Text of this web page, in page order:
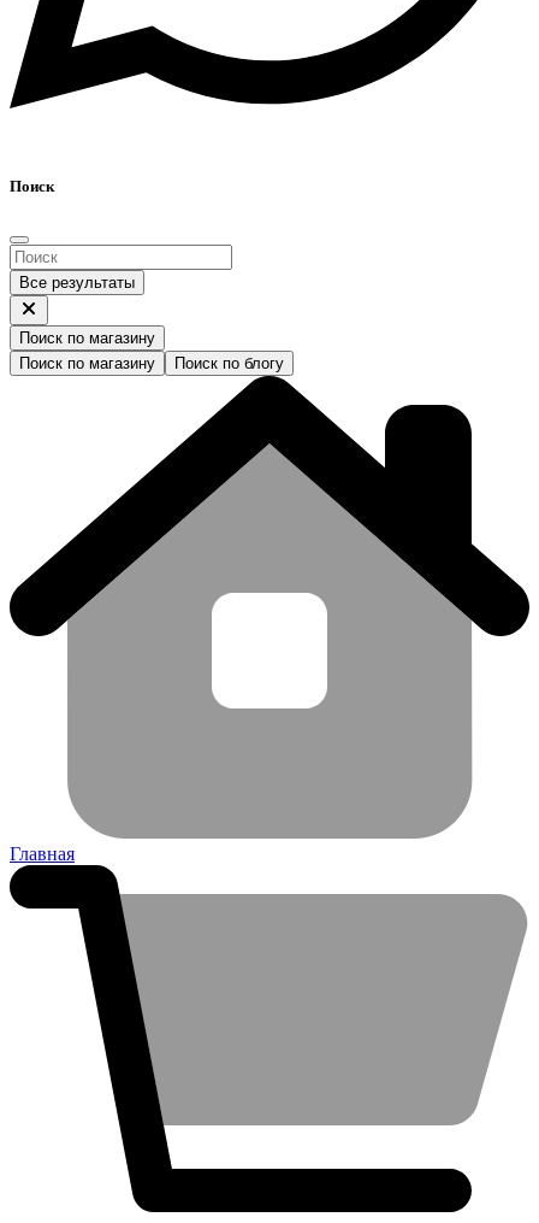
Поиск
Все результаты
Поиск по магазину
Поиск по магазину
Поиск по блогу
Главная